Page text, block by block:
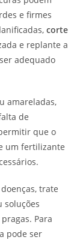
e firmes
corte
e replante a
adequado
amareladas,
de
que o
um fertilizante
trate
soluções
Para
pode ser